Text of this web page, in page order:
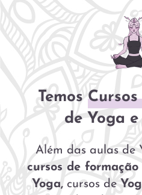
Temos
de Yoga
Além das aulas de
cursos de formação
Yoga,cursos de